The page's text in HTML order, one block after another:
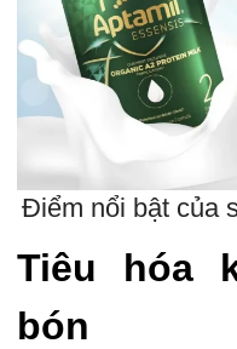
Điểm nổi bật của
Tiêu hóa
bón